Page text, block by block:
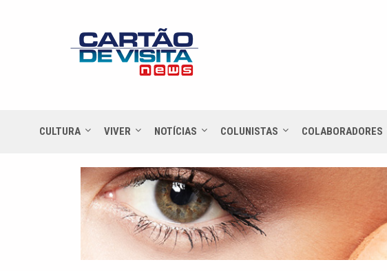
CULTURA VIVER NOTÍCIAS COLUNISTAS COLABORADORES